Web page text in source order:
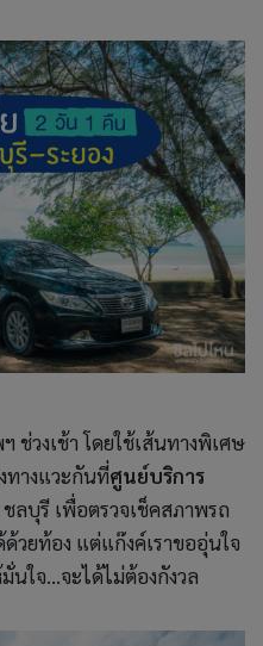
ช่วงเช้า โดยใช้เส้นทางพิเศษ
ทางแวะกันที่ศูนย์บริการ
ลบุรี เพื่อตรวจเช็คสภาพรถ
วยท้อง แต่แก๊งค์เราขออุ่นใจ
นใจ…จะได้ไม่ต้องกังวล